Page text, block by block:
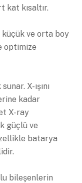
kat kısaltır.
ve orta boy
optimize
X-ışını
kadar
X-ray
güçlü ve
batarya
bileşenlerin